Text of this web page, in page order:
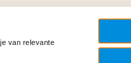
van relevante